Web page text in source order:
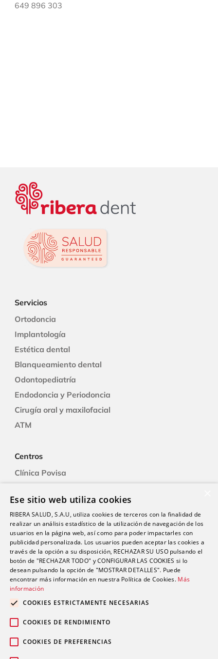
649 896 303
Servicios
Ortodoncia
Implantología
Estética dental
Blanqueamiento dental
Odontopediatría
Endodoncia y Periodoncia
Cirugía oral y maxilofacial
ATM
Centros
Clínica Povisa
Ciudad Quesada
Clínica Cartagena
Clínica A Coruña
Promociones
Blog
Contacto
Ese sitio web utiliza cookies
RIBERA SALUD, S.A.U, utiliza cookies de terceros con la finalidad de
realizar un análisis estadístico de la utilización de navegación de los
usuarios en la página web, así como para poder impactarles con
publicidad personalizada. Los usuarios pueden aceptar las cookies a
través de la opción a su disposición, RECHAZAR SU USO pulsando el
botón de "RECHAZAR TODO" y CONFIGURAR LAS COOKIES si lo
desean pulsando la opción de "MOSTRAR DETALLES". Puede
encontrar más información en nuestra Política de Cookies. Más
información
COOKIES ESTRICTAMENTE NECESARIAS
COOKIES DE RENDIMIENTO
COOKIES DE PREFERENCIAS